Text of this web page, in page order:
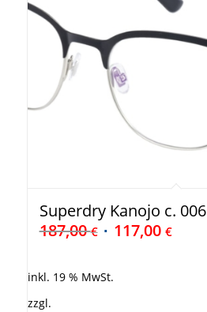
Superdry Kanojo c. 006
187,00€ 117,00 €
inkl. 19 % MwSt.
zzgl.